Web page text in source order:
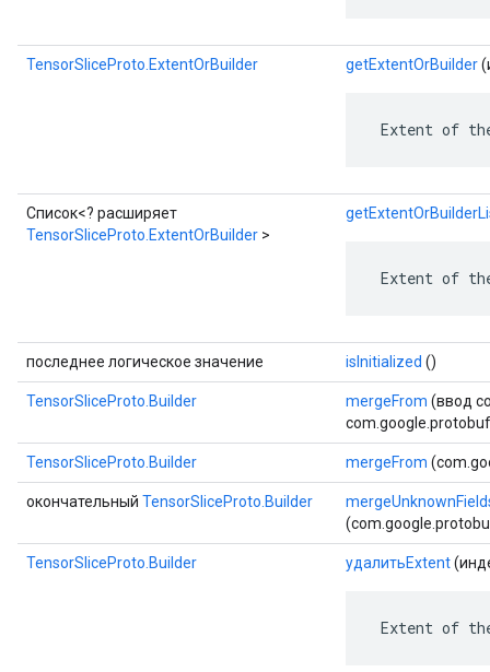
TensorSliceProto.ExtentOrBuilder getExtentOrBuilder
Extent of
Список<? расширяет
TensorSliceProto.ExtentOrBuilder >
Extent of
последнее логическое значение isInitialized ()
TensorSliceProto.Builder mergeFrom (ввод
TensorSliceProto.Builder mergeFrom
окончательный TensorSliceProto.Builder
TensorSliceProto.Builder удалитьExtent
Extent of